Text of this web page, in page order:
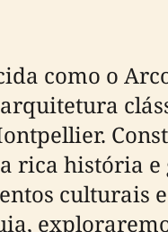
como o
rica história e
culturais e